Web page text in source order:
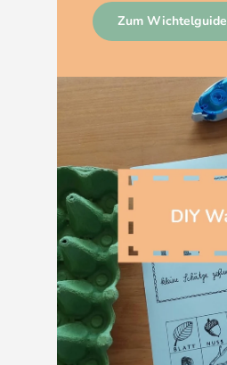
Zum Wichtelguide